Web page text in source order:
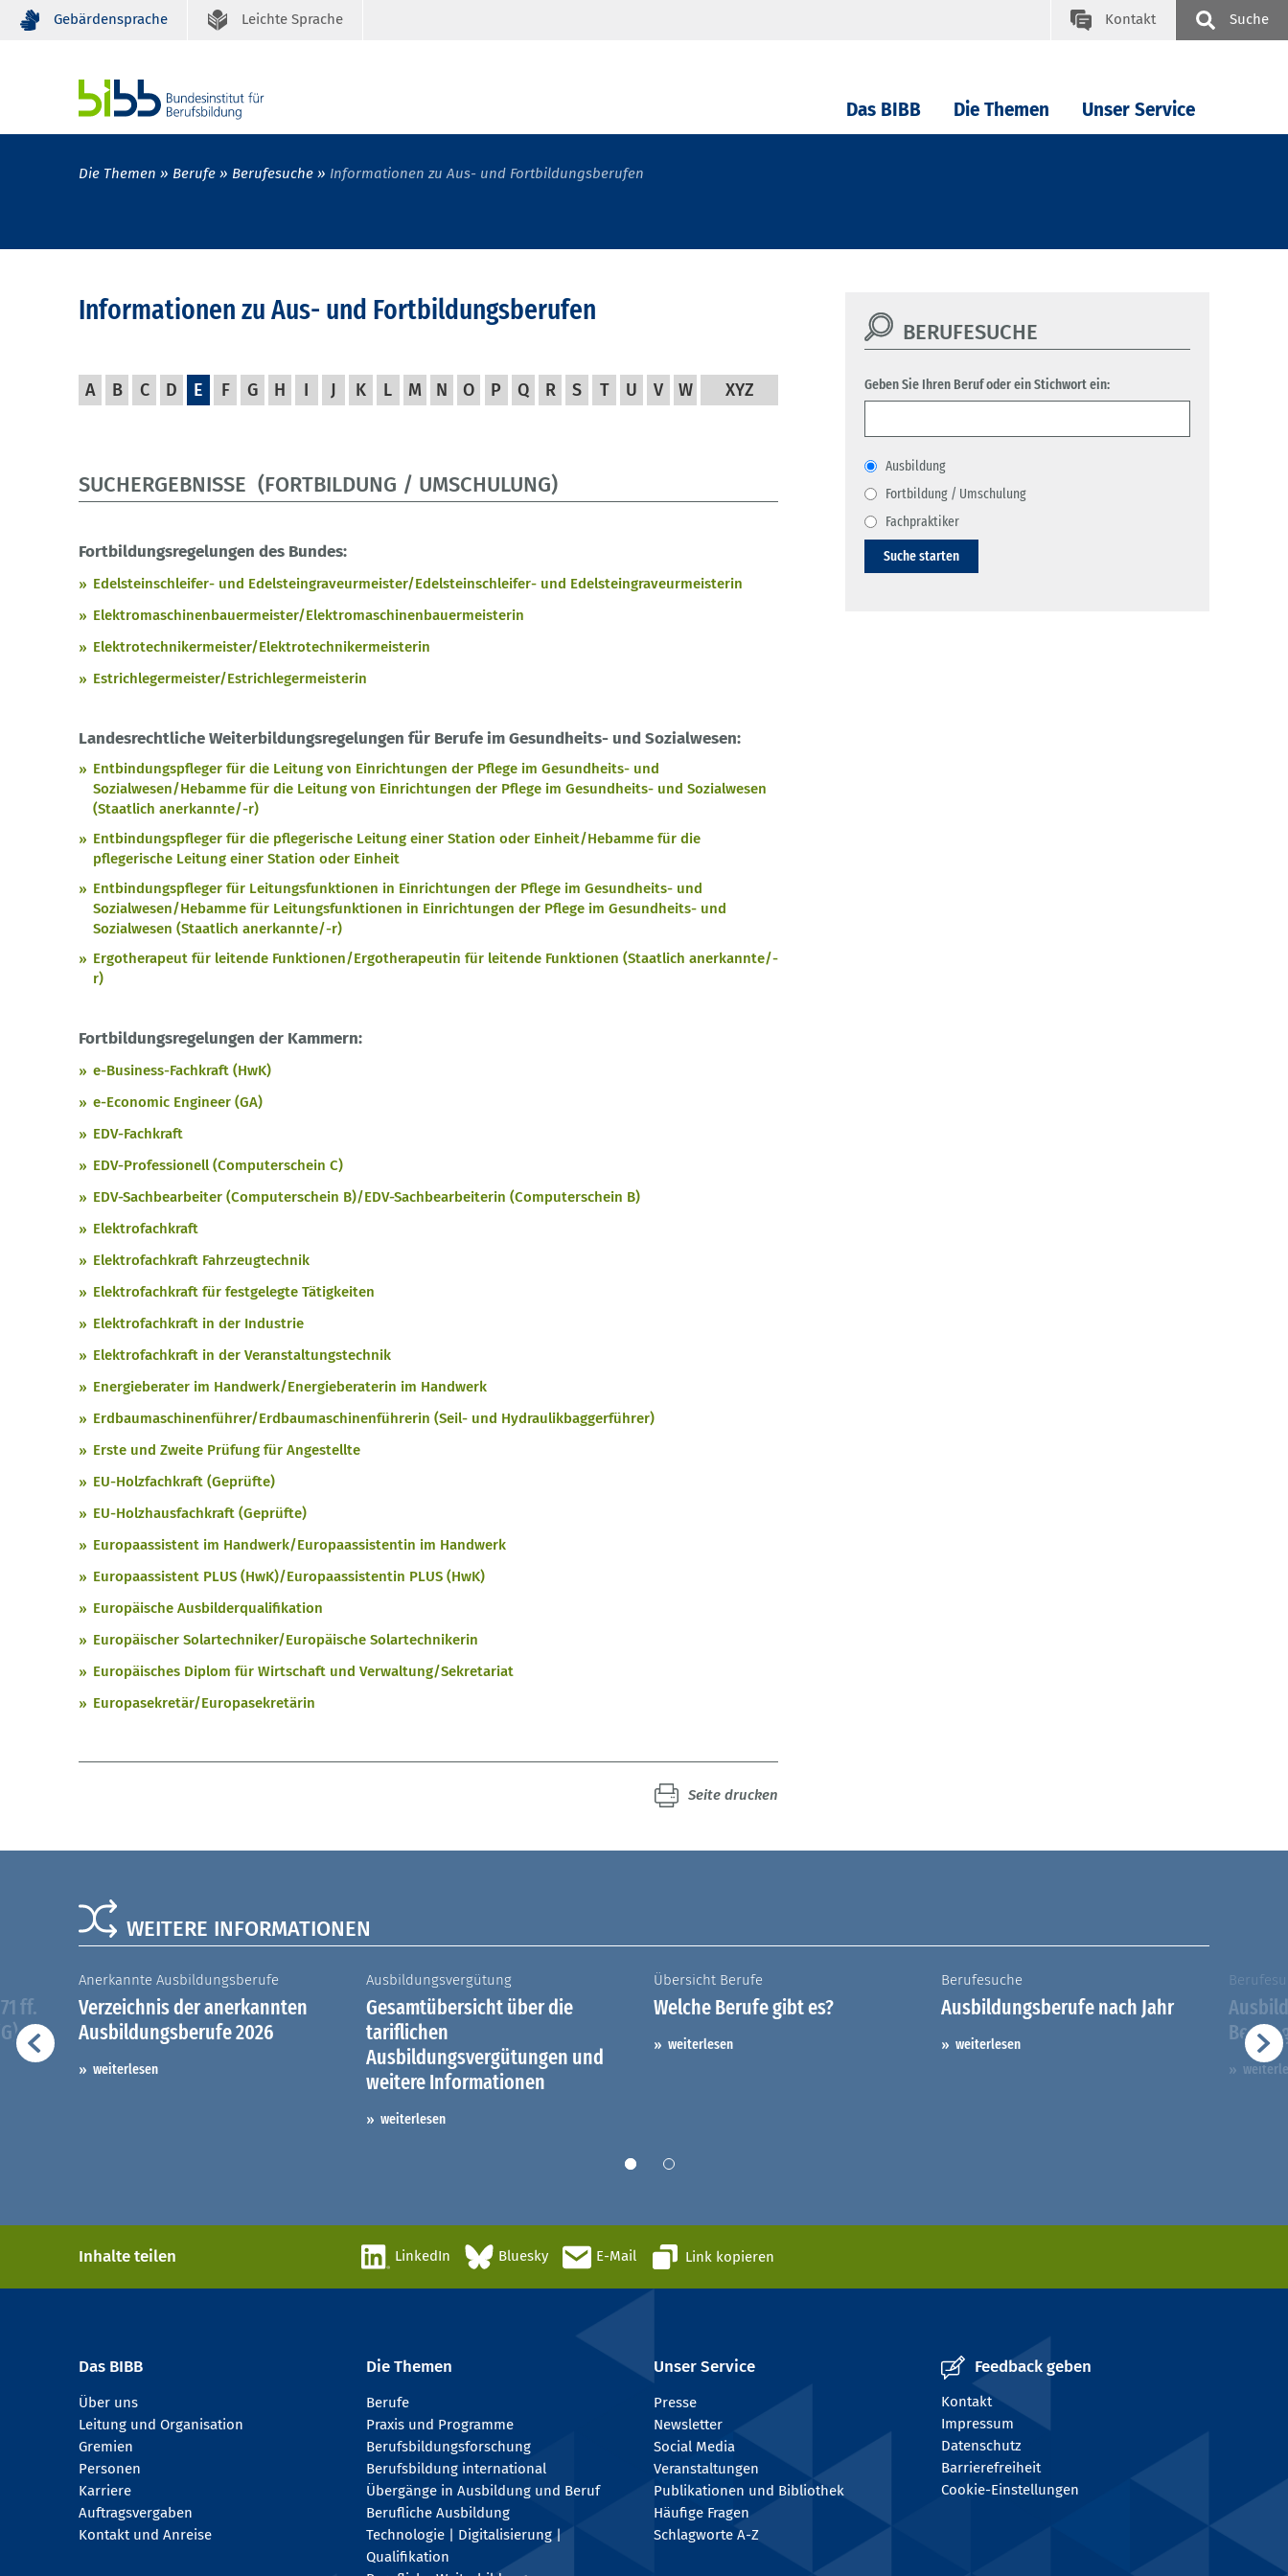
Gebärdensprache Leichte Sprache Kontakt Suche
Das BIBB Die Themen Unser Service
Die Themen Berufe Berufesuche Informationen zu Aus- und Fortbildungsberufen
Informationen zu Aus- und Fortbildungsberufen
A B C D E F G H I J K L M N O P Q R S T U V W XYZ
SUCHERGEBNISSE (FORTBILDUNG / UMSCHULUNG)
Fortbildungsregelungen des Bundes:
Edelsteinschleifer- und Edelsteingraveurmeister/Edelsteinschleifer- und Edelsteingraveurmeisterin
Elektromaschinenbauermeister/Elektromaschinenbauermeisterin
Elektrotechnikermeister/Elektrotechnikermeisterin
Estrichlegermeister/Estrichlegermeisterin
Landesrechtliche Weiterbildungsregelungen für Berufe im Gesundheits- und Sozialwesen:
Entbindungspfleger für die Leitung von Einrichtungen der Pflege im Gesundheits- und
Sozialwesen/Hebamme für die Leitung von Einrichtungen der Pflege im Gesundheits- und Sozialwesen
(Staatlich anerkannte/-r)
Entbindungspfleger für die pflegerische Leitung einer Station oder Einheit/Hebamme für die
pflegerische Leitung einer Station oder Einheit
Entbindungspfleger für Leitungsfunktionen in Einrichtungen der Pflege im Gesundheits- und
Sozialwesen/Hebamme für Leitungsfunktionen in Einrichtungen der Pflege im Gesundheits- und
Sozialwesen (Staatlich anerkannte/-r)
Ergotherapeut für leitende Funktionen/Ergotherapeutin für leitende Funktionen (Staatlich anerkannte/-
r)
Fortbildungsregelungen der Kammern:
e-Business-Fachkraft (HwK)
e-Economic Engineer (GA)
EDV-Fachkraft
EDV-Professionell (Computerschein C)
EDV-Sachbearbeiter (Computerschein B)/EDV-Sachbearbeiterin (Computerschein B)
Elektrofachkraft
Elektrofachkraft Fahrzeugtechnik
Elektrofachkraft für festgelegte Tätigkeiten
Elektrofachkraft in der Industrie
Elektrofachkraft in der Veranstaltungstechnik
Energieberater im Handwerk/Energieberaterin im Handwerk
Erdbaumaschinenführer/Erdbaumaschinenführerin (Seil- und Hydraulikbaggerführer)
Erste und Zweite Prüfung für Angestellte
EU-Holzfachkraft (Geprüfte)
EU-Holzhausfachkraft (Geprüfte)
Europaassistent im Handwerk/Europaassistentin im Handwerk
Europaassistent PLUS (HwK)/Europaassistentin PLUS (HwK)
Europäische Ausbilderqualifikation
Europäischer Solartechniker/Europäische Solartechnikerin
Europäisches Diplom für Wirtschaft und Verwaltung/Sekretariat
Europasekretär/Europasekretärin
Seite drucken
BERUFESUCHE
Geben Sie Ihren Beruf oder ein Stichwort ein:
Ausbildung
Fortbildung / Umschulung
Fachpraktiker
Suche starten
WEITERE INFORMATIONEN
ff.
Anerkannte Ausbildungsberufe
Verzeichnis der anerkannten
Ausbildungsberufe 2026
weiterlesen
Ausbildungsvergütung
Gesamtübersicht über die
tariflichen
Ausbildungsvergütungen und
weitere Informationen
weiterlesen
Übersicht Berufe
Welche Berufe gibt es?
weiterlesen
Berufesuche
Ausbildungsberufe nach Jahr
weiterlesen
Inhalte teilen LinkedIn Bluesky E-Mail Link kopieren
Das BIBB
Über uns
Leitung und Organisation
Gremien
Personen
Karriere
Auftragsvergaben
Kontakt und Anreise
Die Themen
Berufe
Praxis und Programme
Berufsbildungsforschung
Berufsbildung international
Übergänge in Ausbildung und Beruf
Berufliche Ausbildung
Technologie | Digitalisierung |
Qualifikation
Unser Service
Presse
Newsletter
Social Media
Veranstaltungen
Publikationen und Bibliothek
Häufige Fragen
Schlagworte A-Z
Feedback geben
Kontakt
Impressum
Datenschutz
Barrierefreiheit
Cookie-Einstellungen